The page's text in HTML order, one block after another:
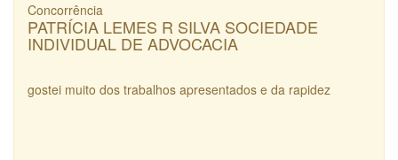
Concorrência
PATRÍCIA LEMES R SILVA SOCIEDADE
INDIVIDUAL DE ADVOCACIA
gostei muito dos trabalhos apresentados e da rapidez